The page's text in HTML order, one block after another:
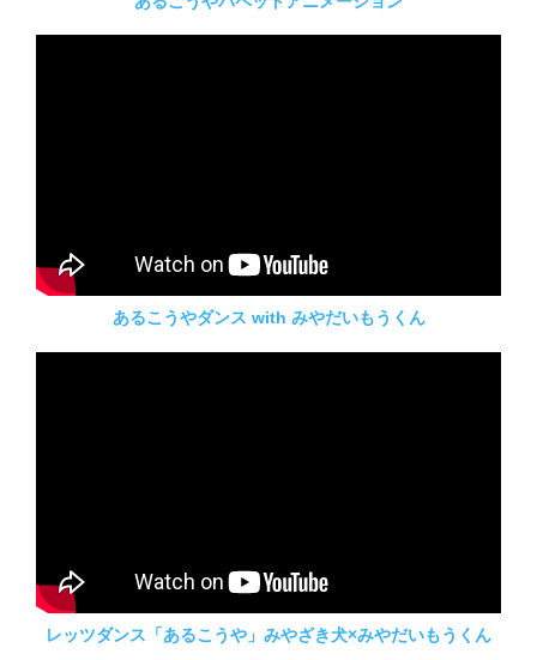
あるこうやダンス with みやだいもうくん
レッツダンス「あるこうや」みやざき犬×みやだいもうくん